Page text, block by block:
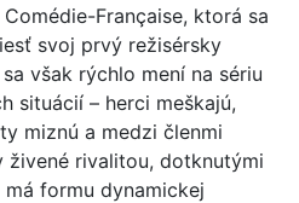
Française, ktorá sa
svoj prvý režisérsky
však rýchlo mení na sériu
situácií – herci meškajú,
miznú a medzi členmi
živené rivalitou, dotknutými
formu dynamickej